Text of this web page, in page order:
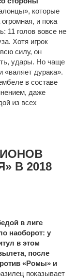
которые
и пока
11 голов вовсе не
Хотя игрок
силу, он
удары. Но чаще
«валяет дурака».
в составе
даже
из всех
В 2018
в лиге
наоборот: у
в этом
после
«Ромы» и
показывает